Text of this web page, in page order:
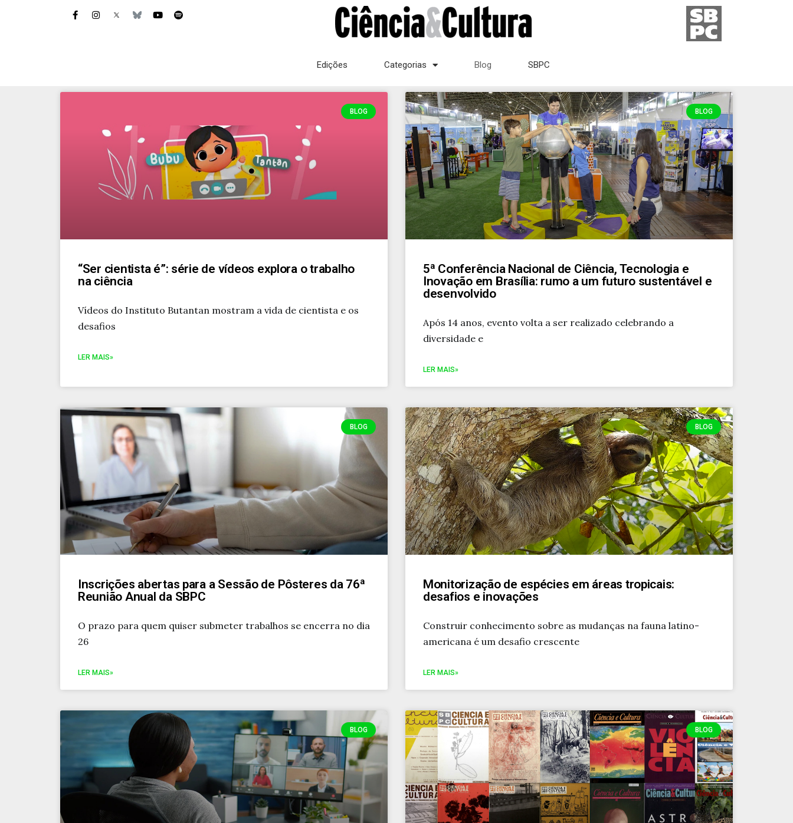
Edições Categorias Blog SBPC
BLOG
“Ser cientista é”: série de vídeos explora o trabalho
na ciência
Vídeos do Instituto Butantan mostram a vida de cientista e os
desafios
LER MAIS»
BLOG
5ª Conferência Nacional de Ciência, Tecnologia e
Inovação em Brasília: rumo a um futuro sustentável e
desenvolvido
Após 14 anos, evento volta a ser realizado celebrando a
diversidade e
LER MAIS»
BLOG
Inscrições abertas para a Sessão de Pôsteres da 76ª
Reunião Anual da SBPC
O prazo para quem quiser submeter trabalhos se encerra no dia
26
LER MAIS»
BLOG
Monitorização de espécies em áreas tropicais:
desafios e inovações
Construir conhecimento sobre as mudanças na fauna latino-
americana é um desafio crescente
LER MAIS»
BLOG BLOG